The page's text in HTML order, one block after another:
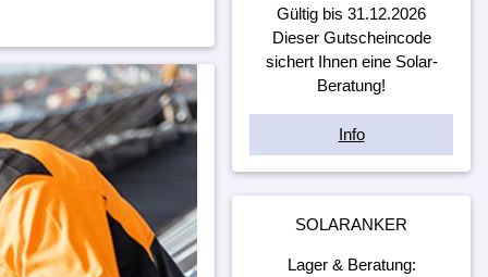
Gültig bis 31.12.2026
Dieser Gutscheincode
sichert Ihnen eine Solar-
Beratung!
Info
SOLARANKER
Lager & Beratung: